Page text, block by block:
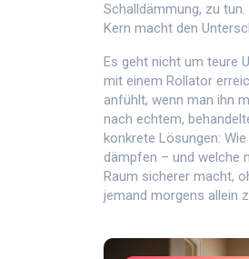
Schalldämmung, zu
Kern macht den
Es geht nicht um teure
mit einem Rollator
anfühlt, wenn man ihn
nach echtem,
konkrete Lösungen:
dämpfen – und welche
Raum sicherer macht,
jemand morgens allein